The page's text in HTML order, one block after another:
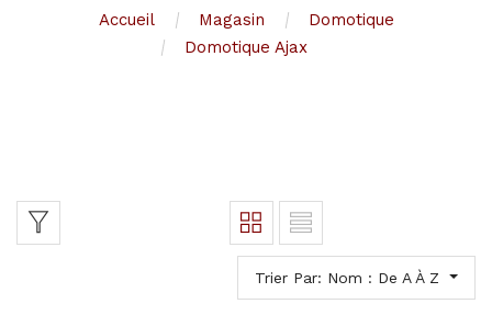
Accueil Magasin
Domotique
Domotique Ajax
Trier Par: Nom : De A À Z